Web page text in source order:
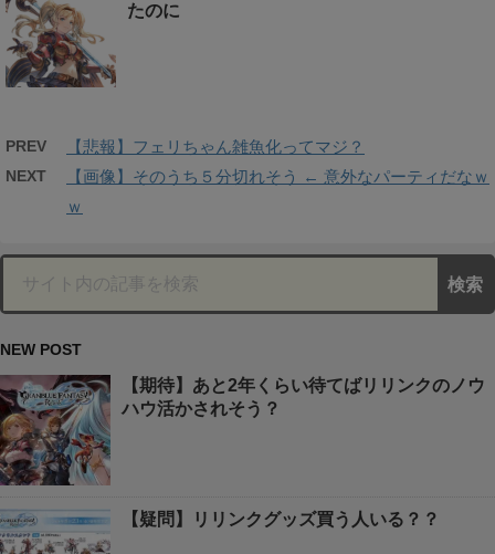
たのに
PREV 【悲報】フェリちゃん雑魚化ってマジ？
NEXT
【画像】そのうち５分切れそう ← 意外なパーティだなｗ
ｗ
NEW POST
【期待】あと2年くらい待てばリリンクのノウ
ハウ活かされそう？
【疑問】リリンクグッズ買う人いる？？